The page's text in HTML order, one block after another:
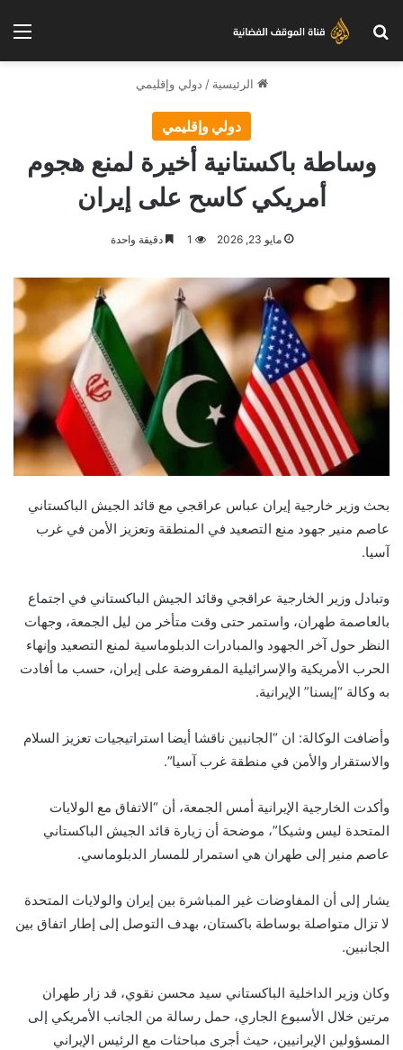
بحث عن
الرئيسية / دولي وإقليمي
دولي وإقليمي
وساطة باكستانية أخيرة لمنع هجوم
أمريكي كاسح على إيران
مايو 23, 2026 1 دقيقة واحدة
بحث وزير خارجية إيران عباس عراقجي مع قائد الجيش الباكستاني
عاصم منير جهود منع التصعيد في المنطقة وتعزيز الأمن في غرب
آسيا.
وتبادل وزير الخارجية عراقجي وقائد الجيش الباكستاني في اجتماع
بالعاصمة طهران، واستمر حتى وقت متأخر من ليل الجمعة، وجهات
النظر حول آخر الجهود والمبادرات الدبلوماسية لمنع التصعيد وإنهاء
الحرب الأمريكية والإسرائيلية المفروضة على إيران، حسب ما أفادت
به وكالة “إيسنا” الإيرانية.
وأضافت الوكالة: ان “الجانبين ناقشا أيضا استراتيجيات تعزيز السلام
والاستقرار والأمن في منطقة غرب آسيا”.
وأكدت الخارجية الإيرانية أمس الجمعة، أن “الاتفاق مع الولايات
المتحدة ليس وشيكا”، موضحة أن زيارة قائد الجيش الباكستاني
عاصم منير إلى طهران هي استمرار للمسار الدبلوماسي.
يشار إلى أن المفاوضات غير المباشرة بين إيران والولايات المتحدة
لا تزال متواصلة بوساطة باكستان، بهدف التوصل إلى إطار اتفاق بين
الجانبين.
وكان وزير الداخلية الباكستاني سيد محسن نقوي، قد زار طهران
مرتين خلال الأسبوع الجاري، حمل رسالة من الجانب الأمريكي إلى
المسؤولين الإيرانيين، حيث أجرى مباحثات مع الرئيس الإيراني